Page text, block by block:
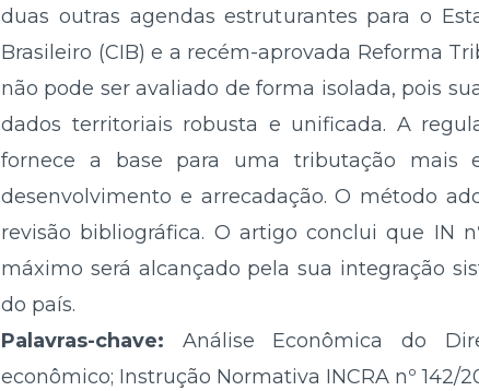
duas outras agendas estruturantes para o
Brasileiro (CIB) e a recém-aprovada Reforma
não pode ser avaliado de forma isolada, pois
dados territoriais robusta e unificada. A
fornece a base para uma tributação mais
desenvolvimento e arrecadação. O método
revisão bibliográfica. O artigo conclui que IN
máximo será alcançado pela sua integração
do país.
Palavras-chave: Análise Econômica do
econômico; Instrução Normativa INCRA nº 142/